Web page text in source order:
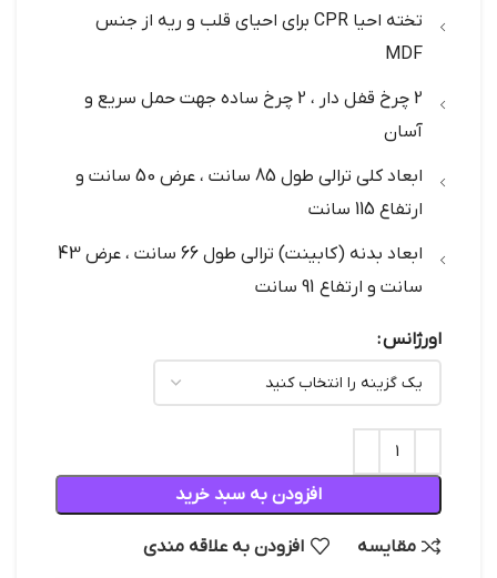
تخته احیا CPR برای احیای قلب و ریه از جنس
MDF
2 چرخ قفل دار ، 2 چرخ ساده جهت حمل سریع و
آسان
ابعاد کلی ترالی طول 85 سانت ، عرض 50 سانت و
ارتفاع 115 سانت
ابعاد بدنه (کابینت) ترالی طول 66 سانت ، عرض 43
سانت و ارتفاع 91 سانت
اورژانس
افزودن به سبد خرید
مقایسه افزودن به علاقه مندی